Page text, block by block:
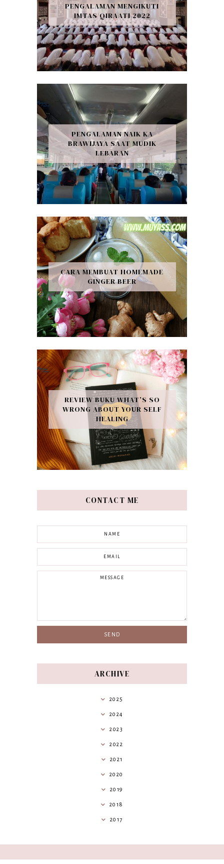
PENGALAMAN MENGIKUTI
IMTAS QIRAATI 2022
PENGALAMAN NAIK KA
BRAWIJAYA SAAT MUDIK
LEBARAN
CARA MEMBUAT HOMEMADE
GINGER BEER
REVIEW BUKU WHAT’S SO
WRONG ABOUT YOUR SELF
HEALING
CONTACT ME
ARCHIVE
2025
2024
2023
2022
2021
2020
2019
2018
2017